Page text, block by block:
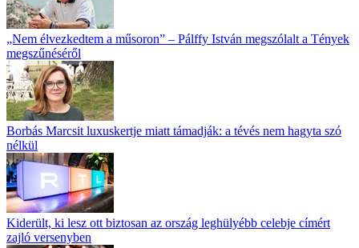
„Nem élvezkedtem a műsoron” – Pálffy István megszólalt a Tények
megszűnéséről
Borbás Marcsit luxuskertje miatt támadják: a tévés nem hagyta szó
nélkül
Kiderült, ki lesz ott biztosan az ország leghülyébb celebje címért
zajló versenyben